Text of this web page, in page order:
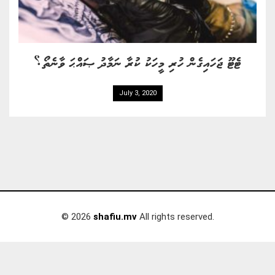
ޓެޓޫ ޖަހައިގެން ހުރި މީހަކު ކުރާ ނަމާދު ޞައްޙަ ވާނެތޯ؟
July 3, 2020
© 2026 shafiu.mvAll rights reserved.